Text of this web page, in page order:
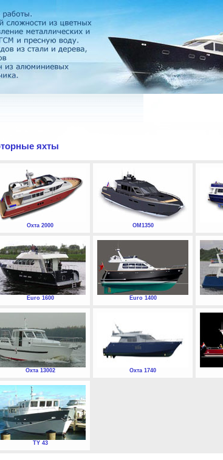
яхты
Охта 2000 ОМ1350
Euro 1600 Euro 1400
Охта 13002 Охта 1740
TY 43